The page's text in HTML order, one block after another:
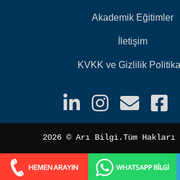
Akademik Eğitimler
İletişim
KVKK ve Gizlilik
2026 ©️ Arı Bilgi.Tüm Hakları